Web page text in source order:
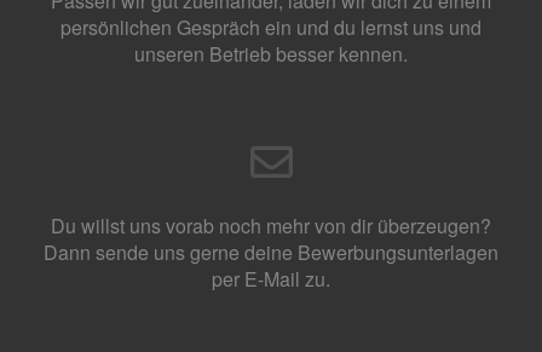
persönlichen Gespräch ein und du lernst uns und
unseren Betrieb besser kennen.
Du willst uns vorab noch mehr von dir überzeugen?
Dann sende uns gerne deine Bewerbungsunterlagen
per E-Mail zu.